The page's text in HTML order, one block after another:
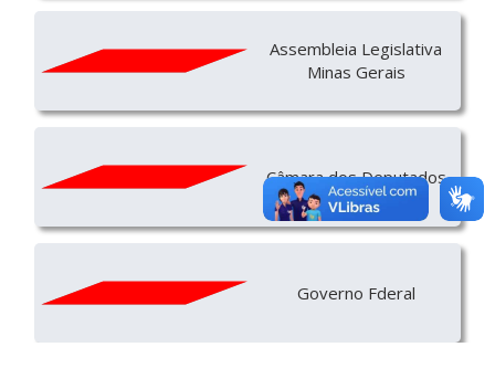
Assembleia Legislativa
Minas Gerais
Câmara dos Deputados
Governo Fderal